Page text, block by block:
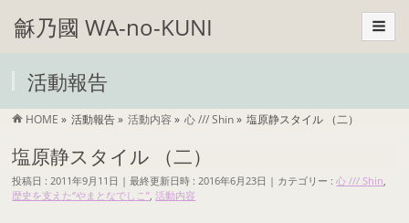
龢乃國 WA-no-KUNI
活動報告
HOME » 活動報告» 活動内容 » 心 /// Shin» 塩原静スタイル （二）
塩原静スタイル （二）
投稿日 : 2011年9月11日 最終更新日時 : 2016年6月23日 カテゴリー :心 /// Shin,
歴史を支えた“やまとなでしこ”,活動内容